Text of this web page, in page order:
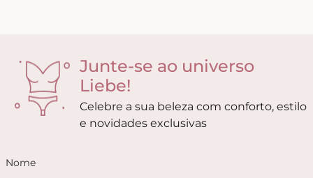
Junte-se ao universo
Liebe!
Celebre a sua beleza com conforto, estilo
e novidades exclusivas
Nome